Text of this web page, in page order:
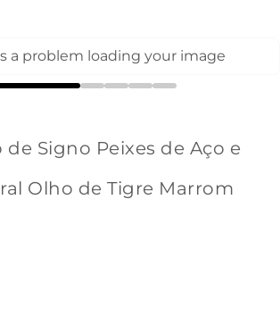
a problem loading your image
de Signo Peixes de Aço e
Olho de Tigre Marrom